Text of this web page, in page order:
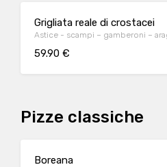
Grigliata reale di crostacei
Astice - scampi – gamberoni –
59.90 €
Pizze classiche
Boreana